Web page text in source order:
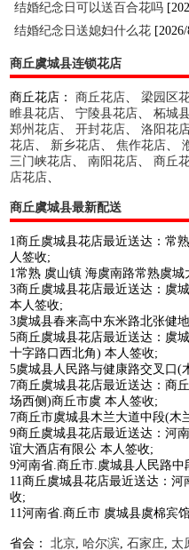
结婚纪念日可以送百合花吗
结婚纪念日送媳妇什么花
商丘虞城县连锁花店
商丘花店：商丘花店、梁园区
睢县花店、宁陵县花店、柘城
郑州花店、开封花店、洛阳花
花店、 新乡花店、焦作花店、
三门峡花店、南阳花店、商丘
店花店、
商丘虞城县最新配送
1商丘虞城县花店最近送达：常
人签收;
1常熟 虞山镇 海虞南路常熟虞城
3商丘虞城县花店最近送达：虞
本人签收;
3虞城县春来高中东米路北张健
5商丘虞城县花店最近送达：虞
十字路口西北角) 本人签收;
5虞城县人民路与健康路交叉口(
7商丘虞城县花店最近送达：商
场西侧)商丘市虞 本人签收;
7商丘市虞城县木兰大道中段(木
9商丘虞城县花店最近送达：河
谊大酒店有限公 本人签收;
9河南省.商丘市.虞城县人民路
11商丘虞城县花店最近送达：
收;
11河南省.商丘市 虞城县虞棉宾
省会：北京, 哈尔滨,石家庄, 太